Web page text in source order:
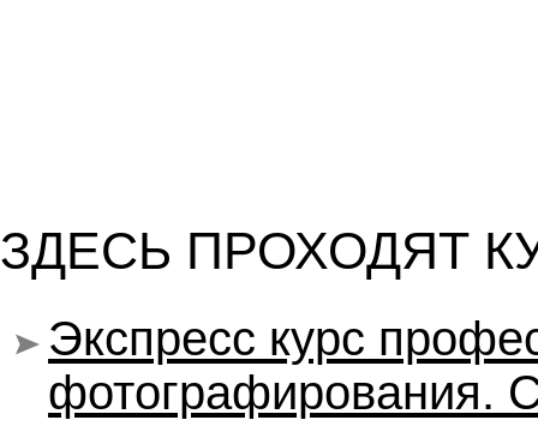
ЗДЕСЬ ПРОХОДЯТ
Экспресс курс
фотографирования.